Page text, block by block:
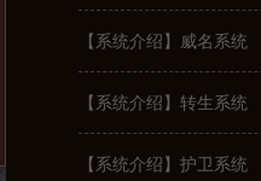
【系统介绍】威名系统
【系统介绍】转生系统
【系统介绍】护卫系统